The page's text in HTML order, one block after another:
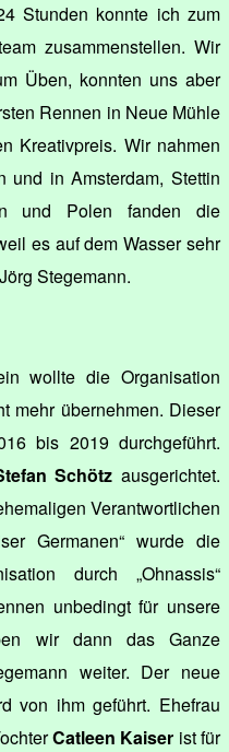
Stunden konnte ich zum
zusammenstellen. Wir
Üben, konnten uns aber
Rennen in Neue Mühle
Kreativpreis. Wir nahmen
und in Amsterdam, Stettin
und Polen fanden die
es auf dem Wasser sehr
Stegemann.
wollte die Organisation
mehr übernehmen. Dieser
bis 2019 durchgeführt.
Schötz ausgerichtet.
Verantwortlichen
Germanen“ wurde die
durch „Ohnassis“
unbedingt für unsere
wir dann das Ganze
weiter. Der neue
von ihm geführt. Ehefrau
Catleen Kaiser ist für